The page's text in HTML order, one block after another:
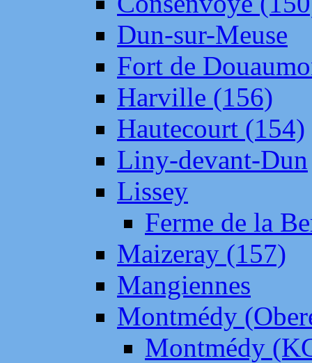
Dun-sur-Meuse
Fort de
Harville (156)
Hautecourt (154)
Liny-devant-Dun
Lissey
Ferme de la
Maizeray (157)
Mangiennes
Montmédy
Montmédy